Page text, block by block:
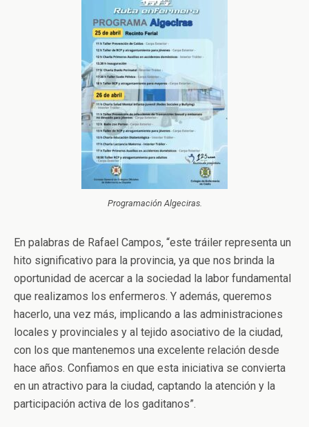
Programación Algeciras.
En palabras de Rafael Campos, “este tráiler representa un
hito significativo para la provincia, ya que nos brinda la
oportunidad de acercar a la sociedad la labor fundamental
que realizamos los enfermeros. Y además, queremos
hacerlo, una vez más, implicando a las administraciones
locales y provinciales y al tejido asociativo de la ciudad,
con los que mantenemos una excelente relación desde
hace años. Confiamos en que esta iniciativa se convierta
en un atractivo para la ciudad, captando la atención y la
participación activa de los gaditanos”.